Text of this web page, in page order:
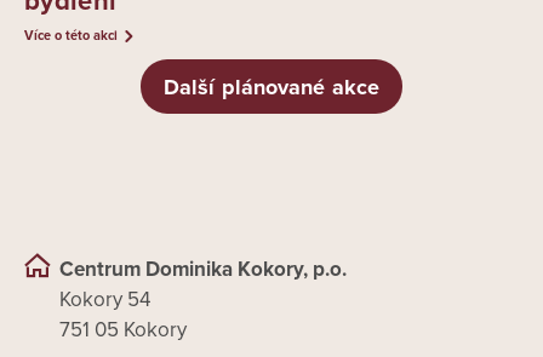
Více o této akci
Další plánované akce
Centrum Dominika Kokory, p.o.
Kokory 54
751 05 Kokory